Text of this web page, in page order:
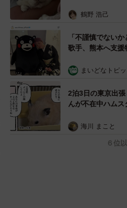
暮らすと「おじ猫
鶴野 浩己
「不謹慎でない
歌手、熊本へ支
めらい 「痛いほ
まいどなトピッ
2泊3日の東京出
んが不在中ハムス
「急に老けた？」
海川 まこと
６位